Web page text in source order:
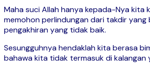
Maha suci Allah hanya kepada-Nya kita
memohon perlindungan dari takdir yang
pengakhiran yang tidak baik.
Sesungguhnya hendaklah kita berasa
bahawa kita tidak termasuk di kalangan